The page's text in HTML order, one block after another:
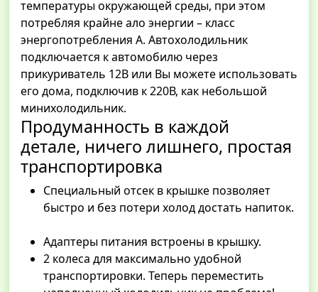
температуры окружающей среды, при этом
потребляя крайне ало энергии – класс
энергопотребления А. Автохолодильник
подключается к автомобилю через
прикуриватель 12В или Вы можете использовать
его дома, подключив к 220В, как небольшой
минихолодильник.
Продуманность в каждой
детале, ничего лишнего, простая
транспортировка
Специальный отсек в крышке позволяет
быстро и без потери холод достать напиток.
Адаптеры питания встроены в крышку.
2 колеса для максимально удобной
транспортировки. Теперь переместить